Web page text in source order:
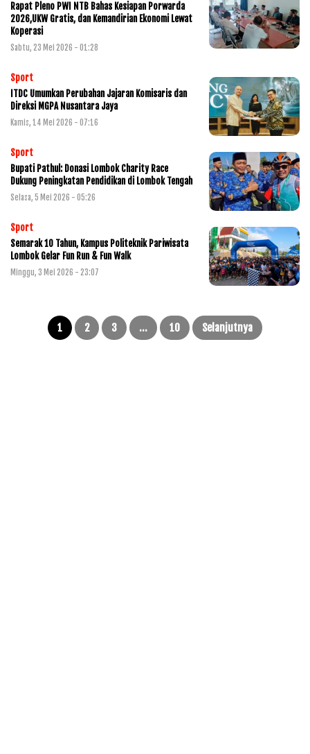
Rapat Pleno PWI NTB Bahas Kesiapan Porwarda
2026,UKW Gratis, dan Kemandirian Ekonomi Lewat
Koperasi
Sabtu, 23 Mei 2026 - 01:28
Sport
ITDC Umumkan Perubahan Jajaran Komisaris dan
Direksi MGPA Nusantara Jaya
Kamis, 14 Mei 2026 - 07:16
Sport
Bupati Pathul: Donasi Lombok Charity Race
Dukung Peningkatan Pendidikan di Lombok Tengah
Selasa, 5 Mei 2026 - 05:26
Sport
Semarak 10 Tahun, Kampus Politeknik Pariwisata
Lombok Gelar Fun Run & Fun Walk
Minggu, 3 Mei 2026 - 23:07
Paginasi
pos 1 2 3 … 10 Selanjutnya